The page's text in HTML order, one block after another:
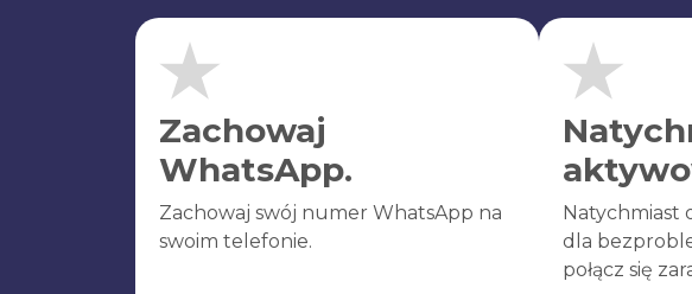
Zachowaj
WhatsApp.
Zachowaj swój numer WhatsApp na
swoim telefonie.
Natychmiast
dla
połącz się